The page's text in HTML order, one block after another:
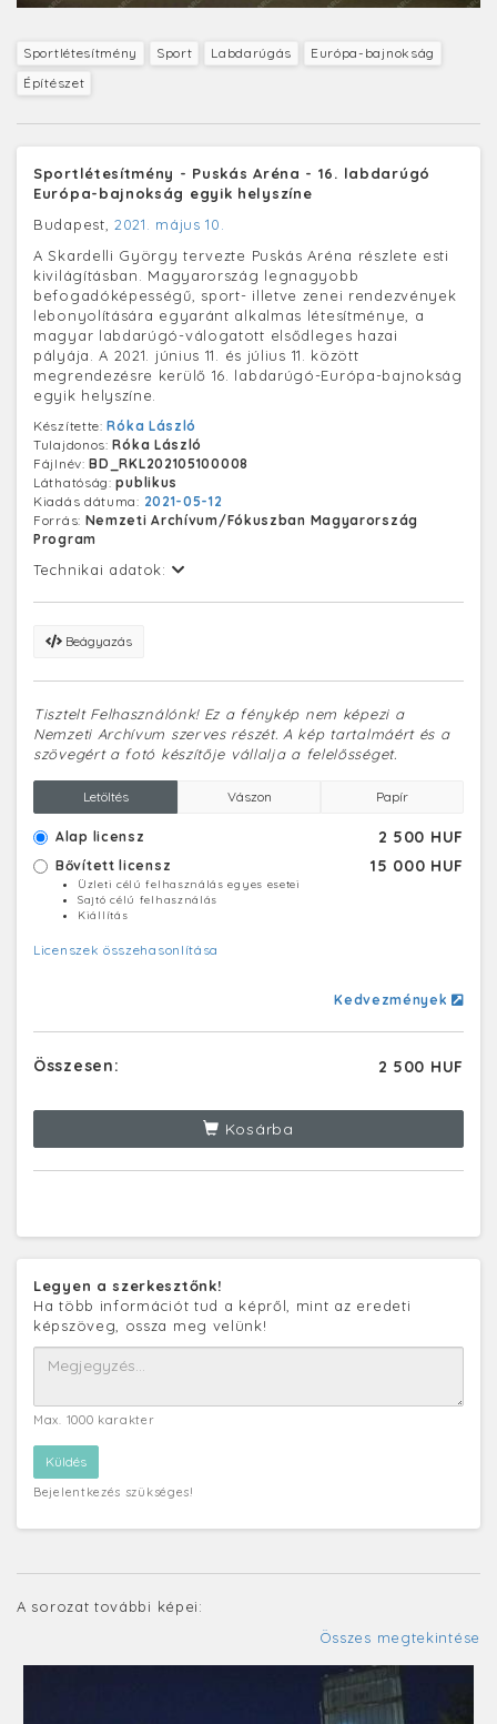
Sportlétesítmény Sport Labdarúgás
Európa-bajnokság
Építészet
Sportlétesítmény - Puskás Aréna - 16. labdarúgó
Európa-bajnokság egyik helyszíne
Budapest, 2021. május 10.
A Skardelli György tervezte Puskás Aréna részlete esti
kivilágításban. Magyarország legnagyobb
befogadóképességű, sport- illetve zenei rendezvények
lebonyolítására egyaránt alkalmas létesítménye, a
magyar labdarúgó-válogatott elsődleges hazai
pályája. A 2021. június 11. és július 11. között
megrendezésre kerülő 16. labdarúgó-Európa-bajnokság
egyik helyszíne.
Készítette:Róka László
Tulajdonos:Róka László
Fájlnév:BD_RKL202105100008
Láthatóság:publikus
Kiadás dátuma: 2021-05-12
Forrás: Nemzeti Archívum/Fókuszban Magyarország
Program
Technikai adatok:
Beágyazás
Tisztelt Felhasználónk! Ez a fénykép nem képezi a
Nemzeti Archívum szerves részét. A kép tartalmáért és a
szövegért a fotó készítője vállalja a felelősséget.
Letöltés Vászon Papír
Alap licensz 2 500 HUF
Bővített licensz 15 000 HUF
Üzleti célú felhasználás egyes esetei
Sajtó célú felhasználás
Kiállítás
Licenszek összehasonlítása
Kedvezmények
Összesen: 2 500 HUF
Kosárba
Legyen a szerkesztőnk!
Ha több információt tud a képről, mint az eredeti
képszöveg, ossza meg velünk!
Max. 1000 karakter
Bejelentkezés szükséges!
A sorozat további képei:
Összes megtekintése